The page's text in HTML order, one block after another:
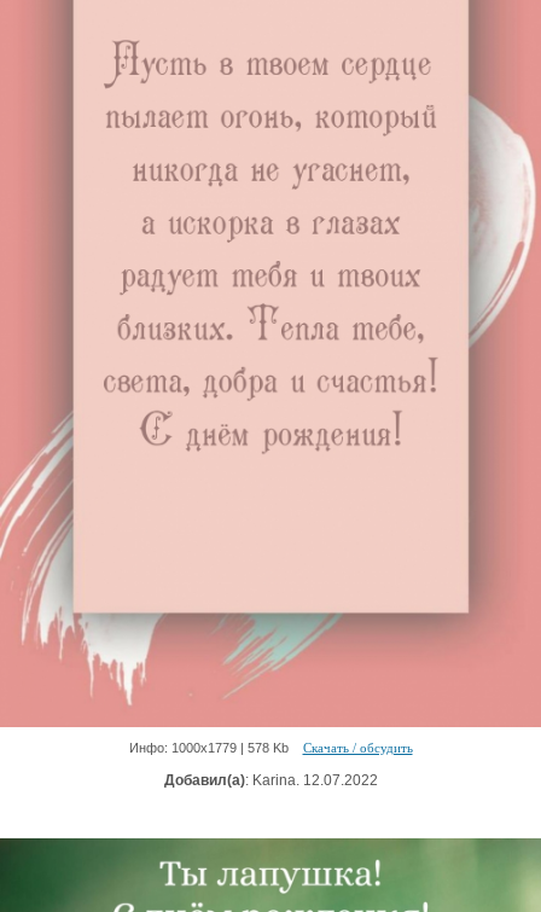
Инфо: 1000х1779 | 578 Kb Скачать / обсудить
Добавил(а): Karina. 12.07.2022